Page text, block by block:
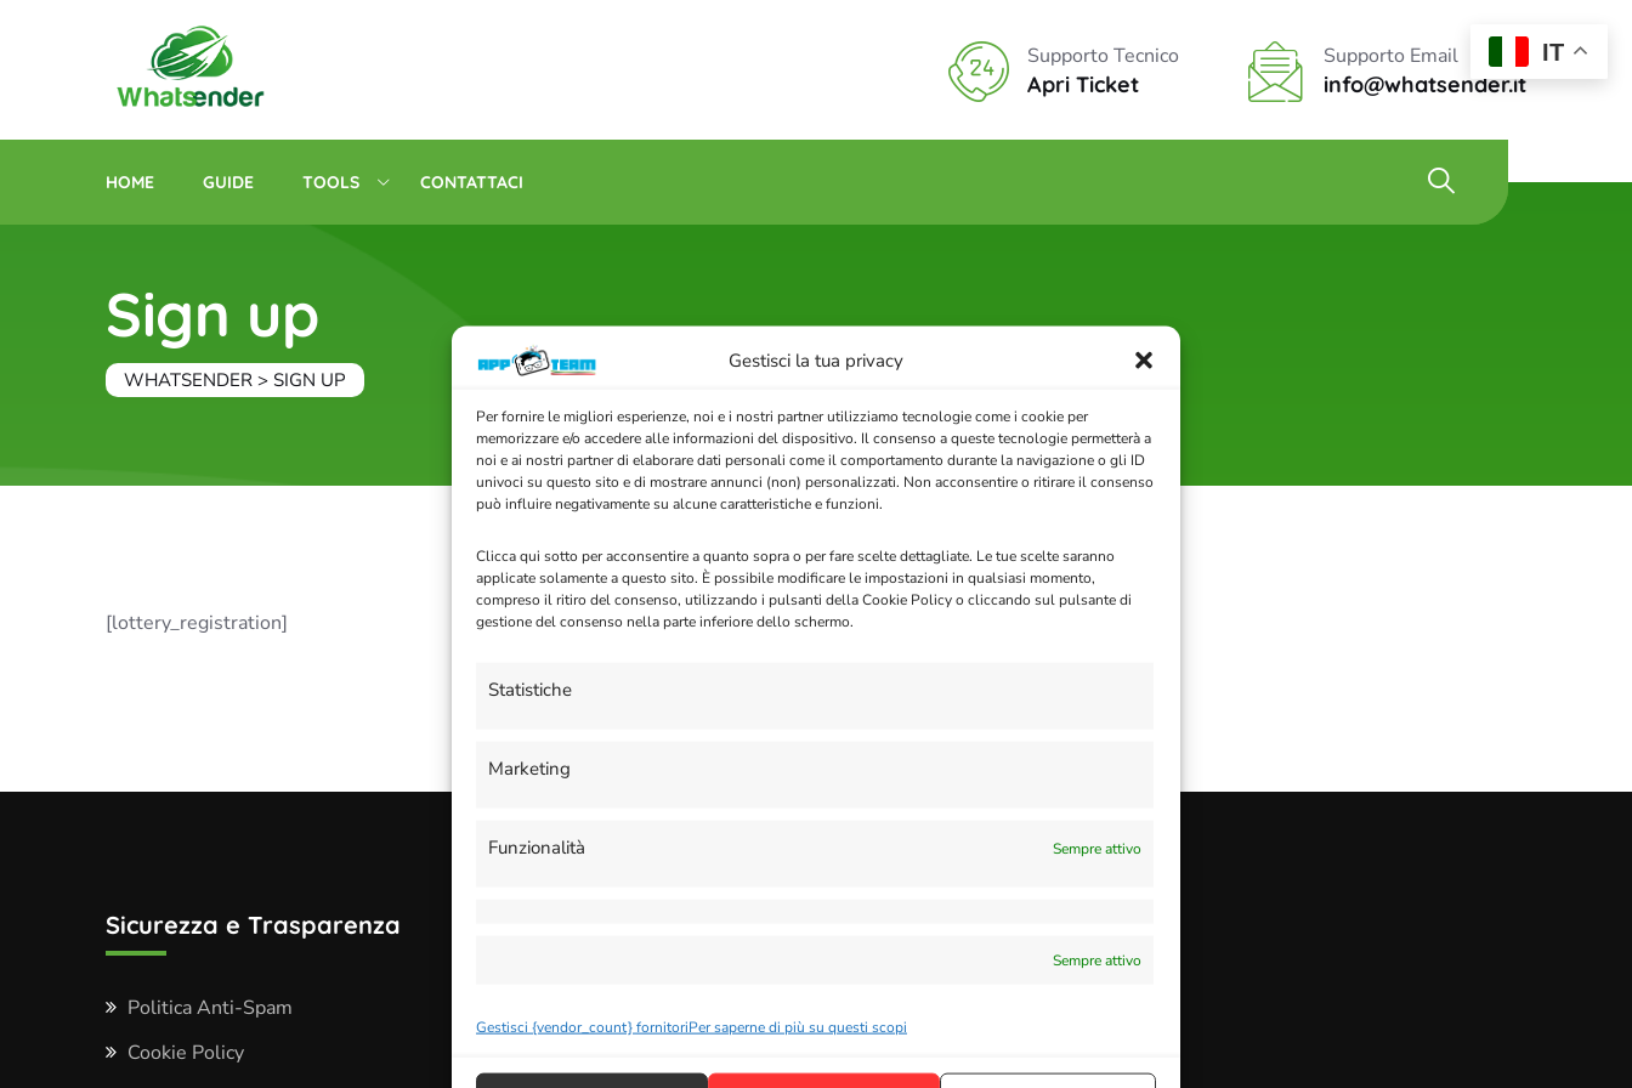
Gestisci la tua privacy
Per fornire le migliori esperienze, noi e i nostri partner utilizziamo tecnologie come i cookie per
memorizzare e/o accedere alle informazioni del dispositivo. Il consenso a queste tecnologie permetterà a
noi e ai nostri partner di elaborare dati personali come il comportamento durante la navigazione o gli ID
univoci su questo sito e di mostrare annunci (non) personalizzati. Non acconsentire o ritirare il consenso
può influire negativamente su alcune caratteristiche e funzioni.
Clicca qui sotto per acconsentire a quanto sopra o per fare scelte dettagliate. Le tue scelte saranno
applicate solamente a questo sito. È possibile modificare le impostazioni in qualsiasi momento,
compreso il ritiro del consenso, utilizzando i pulsanti della Cookie Policy o cliccando sul pulsante di
gestione del consenso nella parte inferiore dello schermo.
Statistiche
Marketing
Funzionalità Sempre attivo
Sempre attivo
Gestisci {vendor_count} fornitoriPer saperne di più su questi scopi
Supporto Tecnico
Apri Ticket
Supporto Email
info@whatsender.it
HOME GUIDE TOOLS CONTATTACI
Sign up
WHATSENDER > SIGN UP
[lottery_registration]
Sicurezza e Trasparenza
Politica Anti-Spam
Cookie Policy
IT